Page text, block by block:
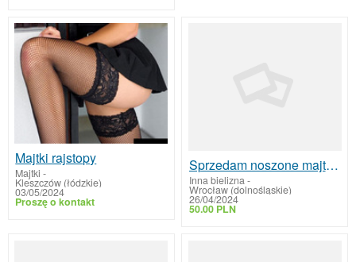
Majtki rajstopy
Majtki -
Kleszczów (łódzkie)
03/05/2024
Proszę o kontakt
Sprzedam noszone majtkistanikiskarpetki rajstopyzakolanowki
Inna bielizna-
Wrocław (dolnośląskie)
26/04/2024
50.00 PLN